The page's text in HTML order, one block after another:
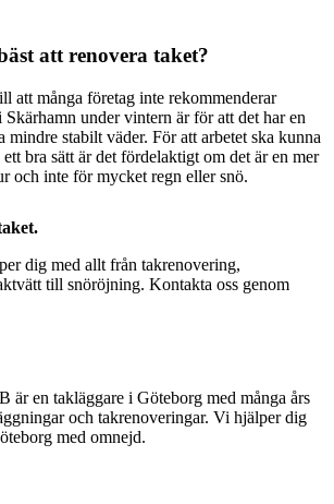
att renovera taket?
att många företag inte rekommenderar
under vintern är för att det har en
mindre stabilt väder. För att arbetet ska kunna
ett bra sätt är det fördelaktigt om det är en mer
och inte för mycket regn eller snö.
dig med allt från takrenovering,
till snöröjning. Kontakta oss genom
är en takläggare i Göteborg med många års
och takrenoveringar. Vi hjälper dig
med omnejd.